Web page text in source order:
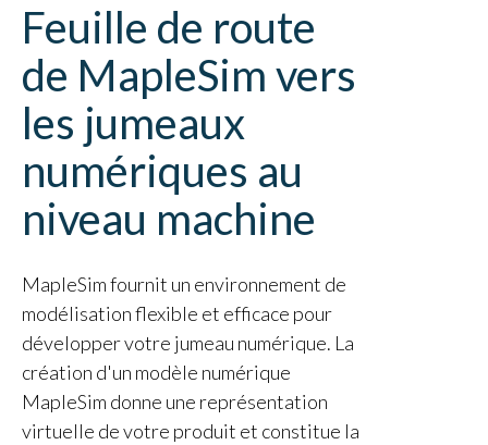
Feuille de route
de MapleSim vers
les jumeaux
numériques au
niveau machine
MapleSim fournit un environnement de
modélisation flexible et efficace pour
développer votre jumeau numérique. La
création d'un modèle numérique
MapleSim donne une représentation
virtuelle de votre produit et constitue la